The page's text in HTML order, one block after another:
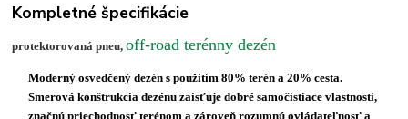
Kompletné špecifikácie
protektorovaná pneu,off-road terénny dezén
Moderný osvedčený dezén s použitím 80% terén a 20% cesta.
Smerová konštrukcia dezénu zaisťuje dobré samočistiace vlastnosti,
značnú priechodnosť terénom a zároveň rozumnú ovládateľnosť a